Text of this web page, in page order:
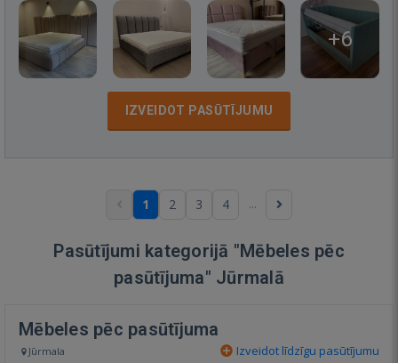
+6
IZVEIDOT PASŪTĪJUMU
1 2 3 4 ...
Pasūtījumi kategorijā "Mēbeles pēc
pasūtījuma" Jūrmalā
Mēbeles pēc pasūtījuma
Jūrmala Izveidot līdzīgu pasūtījumu